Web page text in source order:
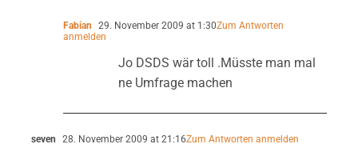
Fabian 29. November 2009 at 1:30Zum Antworten
anmelden
Jo DSDS wär toll .Müsste man mal
ne Umfrage machen
seven 28. November 2009 at 21:16Zum Antworten anmelden